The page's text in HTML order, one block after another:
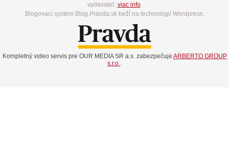
vydavateľ, viac info.
Blogovací systém Blog.Pravda.sk beží na technológií Wordpress.
Kompletný video servis pre OUR MEDIA SR a.s. zabezpečuje ARBERTO GROUP
s.r.o.